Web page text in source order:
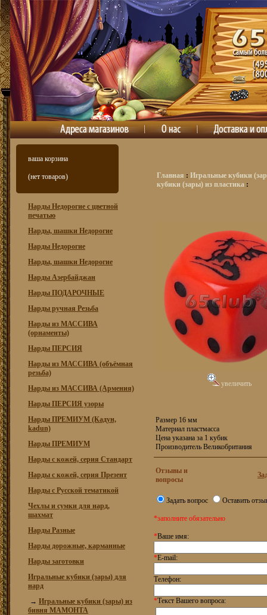
ваша корзина
(нет товаров)
Нарды Недорогие с цветной
печатью
Нарды, шашки Недорогие
Нарды Недорогие
Нарды, шашки Недорогие
Нарды Азербайджан
Нарды ПОДАРОЧНЫЕ
Нарды ручная Резьба
Нарды из МАССИВА
(орнаменты)
Нарды ПЕРСИЯ
Нарды из МАССИВА (объёмная
резьба)
Нарды из МАССИВА (Армения)
Нарды ПЕРСИЯ узоры
Нарды ПРЕМИУМ (Кадун,
kadun)
Нарды ПРЕМИУМ
Нарды с кожей, серия Стандарт
Нарды с кожей, серия Презент
Нарды с Русской тематикой
Чехлы и сумки для нард,
шахмат
Нарды Разные
Нарды дорожные, карманные
Нарды заготовки
Игральные кубики (зары) для
нард
→ Игральные кубики (зары) из
бивня МАМОНТА
Главная : Игральные кубики
кубики (зары) из пластика :
увеличить
Размер 16 мм
Материал пластмасса
Цена указана за 1 кубик
Производитель Великобритания
Отзывы и
вопросы
Задать вопрос Оставить
*заполните обязательно
*Ваше имя:
*E-mail:
Телефон:
*Текст Вашего вопроса: